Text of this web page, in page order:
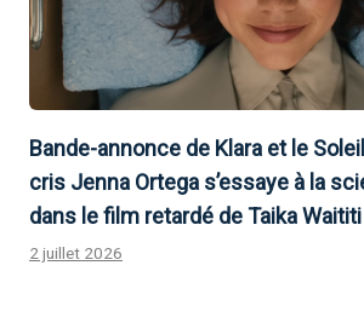
Bande-annonce de Klara et le
cris Jenna Ortega s’essaye à la
dans le film retardé de Taika Waititi
2 juillet 2026